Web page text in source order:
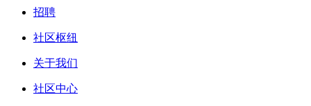
招聘
社区枢纽
关于我们
社区中心